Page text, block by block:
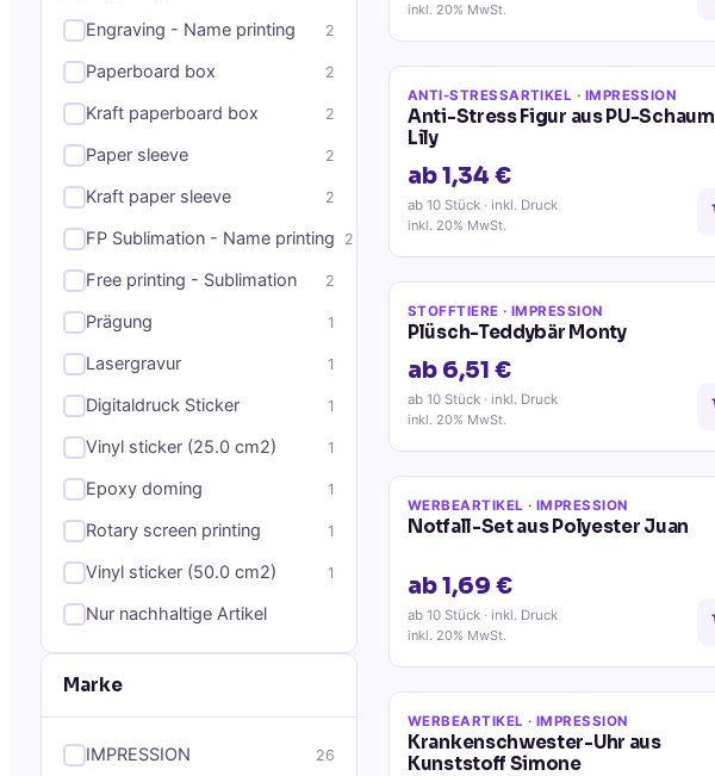
Engraving - Name printing 2
Paperboard box 2
Kraft paperboard box 2
Paper sleeve 2
Kraft paper sleeve 2
FP Sublimation - Name printing 2
Free printing - Sublimation 2
Prägung 1
Lasergravur 1
Digitaldruck Sticker 1
Vinyl sticker (25.0 cm2) 1
Epoxy doming 1
Rotary screen printing 1
Vinyl sticker (50.0 cm2) 1
Nur nachhaltige Artikel
Marke
IMPRESSION 26
inkl. 20% MwSt.
ANTI-STRESSARTIKEL · IMPRESSION
Anti-Stress Figur aus PU-Schaum
Lily
ab 1,34 €
ab 10 Stück · inkl. Druck
inkl. 20% MwSt.
STOFFTIERE · IMPRESSION
Plüsch-Teddybär Monty
ab 6,51 €
ab 10 Stück · inkl. Druck
inkl. 20% MwSt.
WERBEARTIKEL · IMPRESSION
Notfall-Set aus Polyester Juan
ab 1,69 €
ab 10 Stück · inkl. Druck
inkl. 20% MwSt.
WERBEARTIKEL · IMPRESSION
Krankenschwester-Uhr aus
Kunststoff Simone